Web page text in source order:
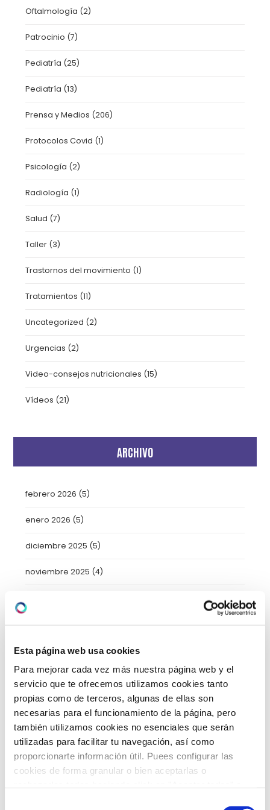
Esta página web usa cookies
Para mejorar cada vez más nuestra página web y el
servicio que te ofrecemos utilizamos cookies tanto
propias como de terceros, algunas de ellas son
necesarias para el funcionamiento de la página, pero
también utilizamos cookies no esenciales que serán
utilizadas para facilitar tu navegación, así como
proporcionarte información útil. Puees configurar las
cookies de forma granular o bien aceptarlas o
Oftalmología (2)
Patrocinio (7)
Pediatría (25)
Pediatría (13)
Prensa y Medios (206)
Protocolos Covid (1)
Psicología (2)
Radiología (1)
Salud (7)
Taller (3)
Trastornos del movimiento (1)
Tratamientos (11)
Uncategorized (2)
Urgencias (2)
Video-consejos nutricionales (15)
Vídeos (21)
ARCHIVO
febrero 2026 (5)
enero 2026 (5)
diciembre 2025 (5)
noviembre 2025 (4)
septiembre 2025(2)
agosto 2025(2)
julio 2025(7)
junio 2025(6)
mayo 2025(6)
abril 2025(8)